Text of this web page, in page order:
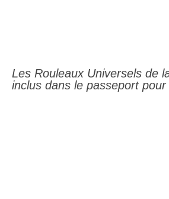
Les Rouleaux Universels de
inclus dans le passeport